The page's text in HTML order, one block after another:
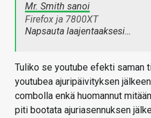
Mr. Smith sanoi
Firefox ja 7800XT
Napsauta laajentaaksesi…
Tuliko se youtube efekti saman
youtubea ajuripäivityksen
combolla enkä huomannut
piti bootata ajuriasennuksen